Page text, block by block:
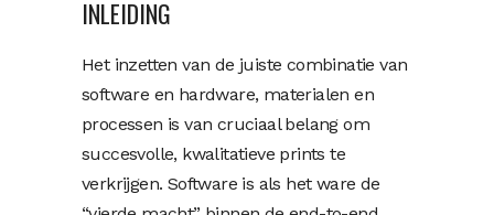
INLEIDING
Het inzetten van de juiste combinatie van
software en hardware, materialen en
processen is van cruciaal belang om
succesvolle, kwalitatieve prints te
verkrijgen. Software is als het ware de